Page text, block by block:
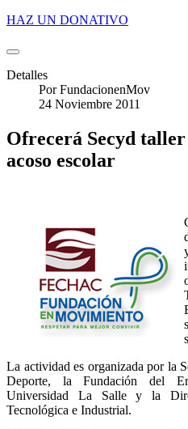
HAZ UN DONATIVO
Detalles
PorFundacionenMov
24 Noviembre 2011
Ofrecerá Secyd
acoso escolar
La actividad es organizada por la
Deporte, la Fundación del
Universidad La Salle y la
Tecnológica e Industrial.